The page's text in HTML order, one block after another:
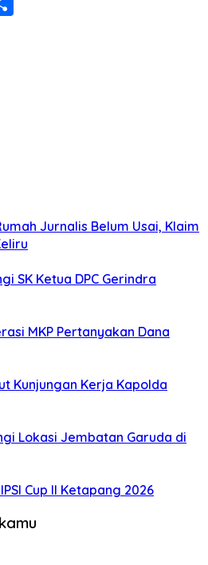
Jurnalis Belum Usai, Klaim
SK Ketua DPC Gerindra
MKP Pertanyakan Dana
Kunjungan Kerja Kapolda
Lokasi Jembatan Garuda di
Cup II Ketapang 2026